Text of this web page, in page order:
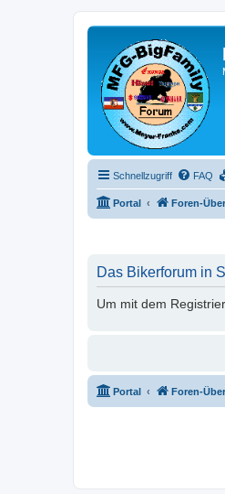
Schnellzugriff FAQ
Portal Foren-
Das Bikerforum in
Um mit dem
Portal Foren-